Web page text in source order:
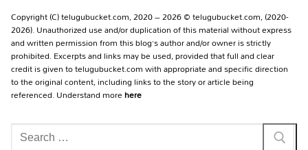
Copyright (C) telugubucket.com, 2020 – 2026 © telugubucket.com, (2020-
2026). Unauthorized use and/or duplication of this material without express
and written permission from this blog’s author and/or owner is strictly
prohibited. Excerpts and links may be used, provided that full and clear
credit is given to telugubucket.com with appropriate and specific direction
to the original content, including links to the story or article being
referenced. Understand morehere
Search